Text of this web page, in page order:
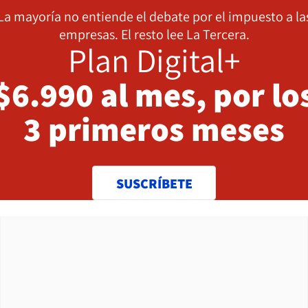
mayoría no entiende el debate por el impuesto a
empresas. El resto lee La Tercera.
Plan Digital+
al mes, por
3 primeros meses
SUSCRÍBETE